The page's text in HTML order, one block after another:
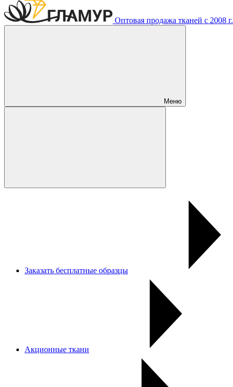
Оптовая продажа тканей с 2008 г.
Меню
Заказать бесплатные образцы
Акционные ткани